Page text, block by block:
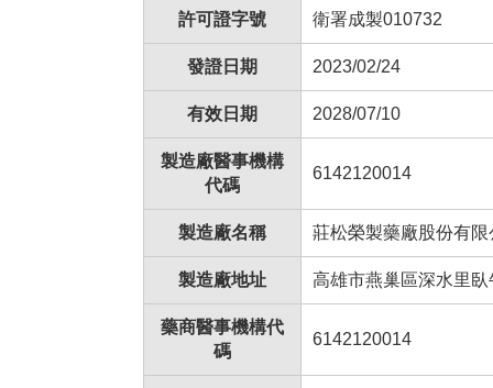
許可證字號 衛署成製010732
發證日期 2023/02/24
有效日期 2028/07/10
製造廠醫事機構
代碼
6142120014
製造廠名稱 莊松榮製藥廠股份有限
製造廠地址 高雄市燕巢區深水里
藥商醫事機構代
碼
6142120014